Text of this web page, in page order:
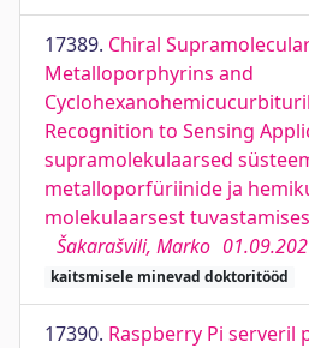
17389. Chiral
Metalloporphyrins and
Recognition to Sensing
supramolekulaarsed
metalloporfüriinide ja
molekulaarsest
Šakarašvili, Marko
kaitsmisele minevad doktoritööd
17390. Raspberry Pi serveril